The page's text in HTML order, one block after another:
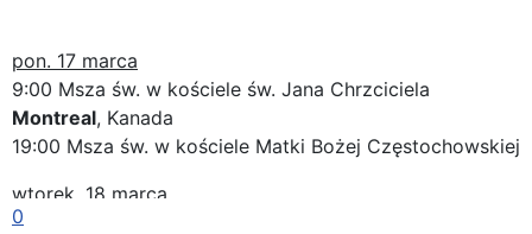
pon. 17 marca
9:00 Msza św. w kościele św. Jana Chrzciciela
Montreal, Kanada
19:00 Msza św. w kościele Matki Bożej Częstochowskiej
wtorek, 18 marca
Ottawa
0